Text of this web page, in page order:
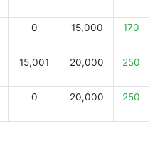
0 15,000 170
15,001 20,000 250
0 20,000 250